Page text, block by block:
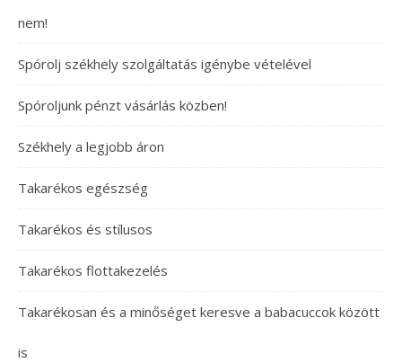
nem!
Spórolj székhely szolgáltatás igénybe vételével
Spóroljunk pénzt vásárlás közben!
Székhely a legjobb áron
Takarékos egészség
Takarékos és stílusos
Takarékos flottakezelés
Takarékosan és a minőséget keresve a babacuccok között
is